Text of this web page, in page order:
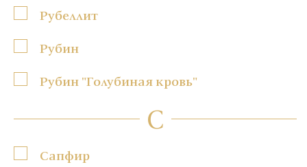
Рубеллит
Рубин
Рубин "Голубиная кровь"
С
Сапфир